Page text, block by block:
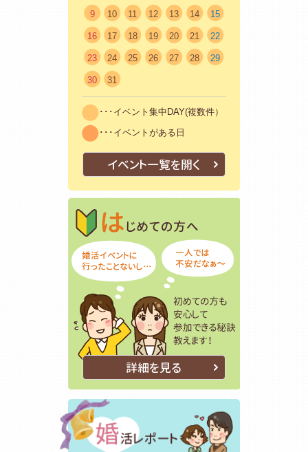
9 10 11 12 13 14 15
16 17 18 19 20 21 22
23 24 25 26 27 28 29
30 31
･･･イベント集中DAY(複数件）
･･･イベントがある日
イベント一覧を開く
はじめての方
詳細を見る